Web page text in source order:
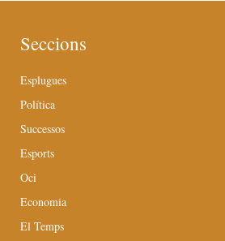
Seccions
Esplugues
Política
Successos
Esports
Oci
Economia
El Temps